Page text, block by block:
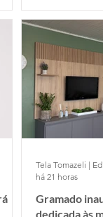
Gramado
dedicada às
Tela Tomazeli |
há 21 horas